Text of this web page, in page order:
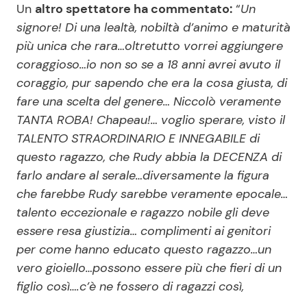
Un altro spettatore ha commentato: “Un
signore! Di una lealtà, nobiltà d’animo e maturità
più unica che rara…oltretutto vorrei aggiungere
coraggioso…io non so se a 18 anni avrei avuto il
coraggio, pur sapendo che era la cosa giusta, di
fare una scelta del genere… Niccolò veramente
TANTA ROBA! Chapeau!… voglio sperare, visto il
TALENTO STRAORDINARIO E INNEGABILE di
questo ragazzo, che Rudy abbia la DECENZA di
farlo andare al serale…diversamente la figura
che farebbe Rudy sarebbe veramente epocale…
talento eccezionale e ragazzo nobile gli deve
essere resa giustizia… complimenti ai genitori
per come hanno educato questo ragazzo…un
vero gioiello…possono essere più che fieri di un
figlio così….c’è ne fossero di ragazzi così,